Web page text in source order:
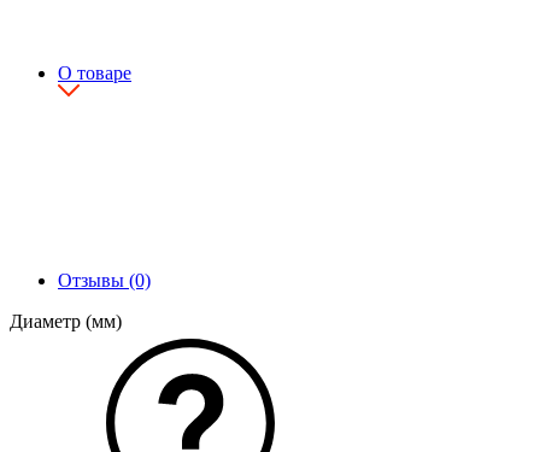
О товаре
Отзывы (0)
Диаметр (мм)